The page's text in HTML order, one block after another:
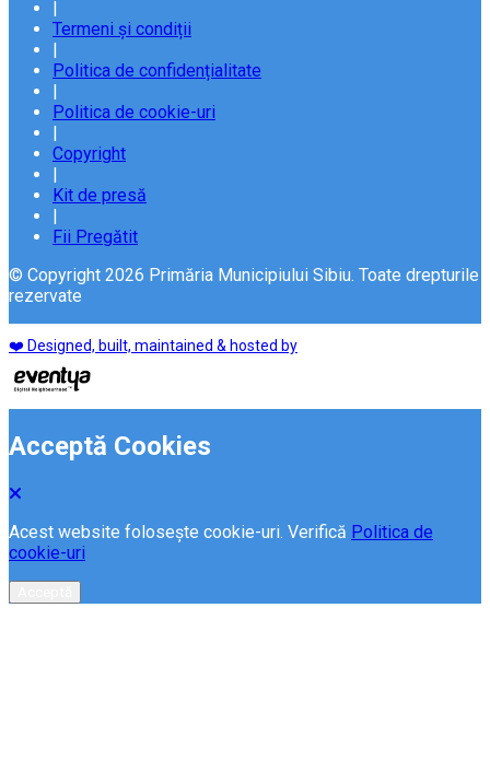
Termeni și condiții
Politica de confidențialitate
Politica de cookie-uri
Copyright
Kit de presă
Fii Pregătit
© Copyright 2026 Primăria Municipiului Sibiu. Toate drepturile
rezervate
❤️ Designed, built, maintained & hosted by
Acceptă Cookies
Acest website folosește cookie-uri. Verifică Politica de
cookie-uri